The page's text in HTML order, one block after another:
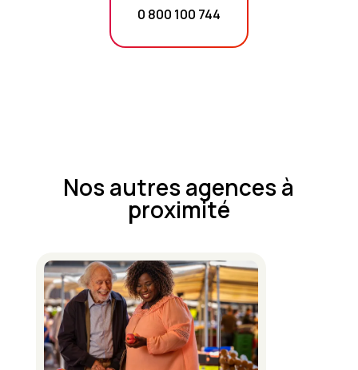
0 800 100 744
Nos autres agences à
proximité